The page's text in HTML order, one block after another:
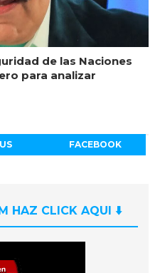
de las Naciones
para analizar
FACEBOOK
HAZ CLICK AQUI ⬇️